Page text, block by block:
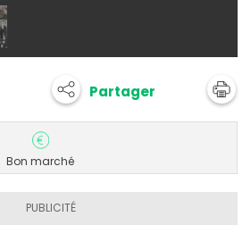
Partager
Bon marché